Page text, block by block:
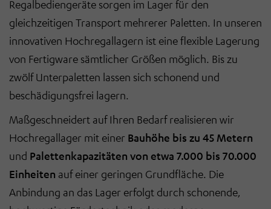
Regalbediengeräte sorgen im Lager für den
gleichzeitigen Transport mehrerer Paletten. In unseren
innovativen Hochregallagern ist eine flexible Lagerung
von Fertigware sämtlicher Größen möglich. Bis zu
zwölf Unterpaletten lassen sich schonend und
beschädigungsfrei lagern.
Maßgeschneidert auf Ihren Bedarf realisieren wir
Hochregallager mit einer Bauhöhe bis zu 45 Metern
und Palettenkapazitäten von etwa 7.000 bis 70.000
Einheiten auf einer geringen Grundfläche. Die
Anbindung an das Lager erfolgt durch schonende,